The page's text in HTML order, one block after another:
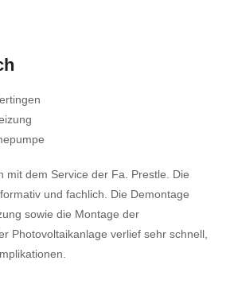
mit dem Service der Fa. Prestle. Die
und fachlich. Die Demontage
sowie die Montage der
Photovoltaikanlage verlief sehr schnell,